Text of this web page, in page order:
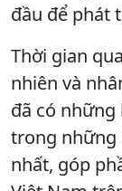
đầu để phát
Thời gian
nhiên và
đã có
trong những
nhất, góp